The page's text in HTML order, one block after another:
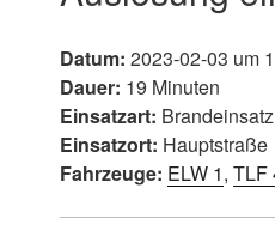
Datum: 2023-02-03 um
Dauer: 19 Minuten
Einsatzart:
Einsatzort: Hauptstraße
Fahrzeuge: ELW 1, TLF